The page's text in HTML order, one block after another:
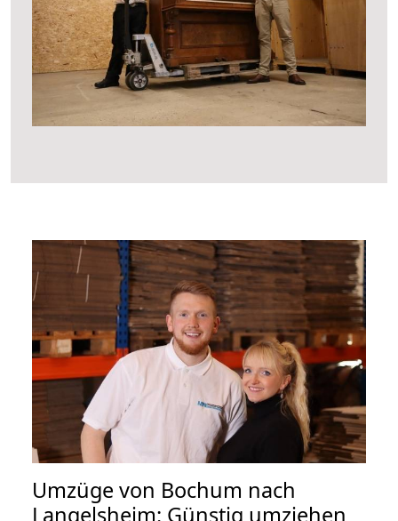
Umzüge von Bochum nach
Langelsheim: Günstig umziehen